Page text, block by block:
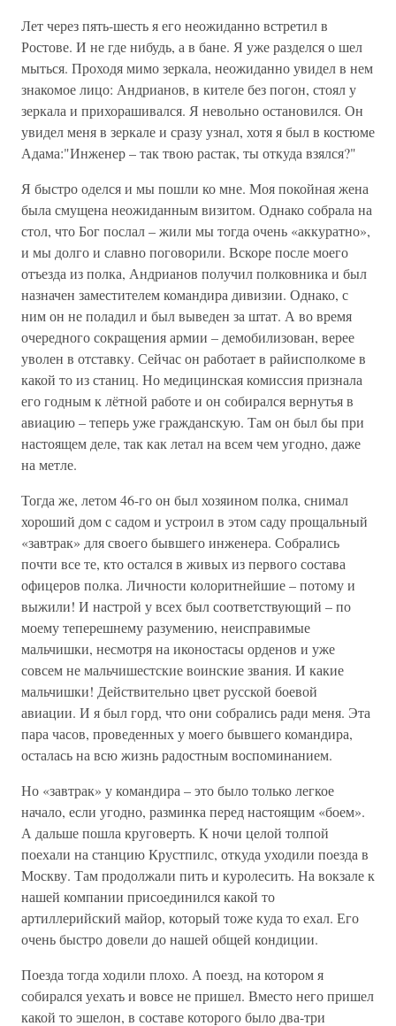
Лет через пять-шесть я его неожиданно встретил в
Ростове. И не где нибудь, а в бане. Я уже разделся о шел
мыться. Проходя мимо зеркала, неожиданно увидел в нем
знакомое лицо: Андрианов, в кителе без погон, стоял у
зеркала и прихорашивался. Я невольно остановился. Он
увидел меня в зеркале и сразу узнал, хотя я был в костюме
Адама:"Инженер – так твою растак, ты откуда взялся?"
Я быстро оделся и мы пошли ко мне. Моя покойная жена
была смущена неожиданным визитом. Однако собрала на
стол, что Бог послал – жили мы тогда очень «аккуратно»,
и мы долго и славно поговорили. Вскоре после моего
отъезда из полка, Андрианов получил полковника и был
назначен заместителем командира дивизии. Однако, с
ним он не поладил и был выведен за штат. А во время
очередного сокращения армии – демобилизован, верее
уволен в отставку. Сейчас он работает в райисполкоме в
какой то из станиц. Но медицинская комиссия признала
его годным к лётной работе и он собирался вернутья в
авиацию – теперь уже гражданскую. Там он был бы при
настоящем деле, так как летал на всем чем угодно, даже
на метле.
Тогда же, летом 46-го он был хозяином полка, снимал
хороший дом с садом и устроил в этом саду прощальный
«завтрак» для своего бывшего инженера. Собрались
почти все те, кто остался в живых из первого состава
офицеров полка. Личности колоритнейшие – потому и
выжили! И настрой у всех был соответствующий – по
моему теперешнему разумению, неисправимые
мальчишки, несмотря на иконостасы орденов и уже
совсем не мальчишестские воинские звания. И какие
мальчишки! Действительно цвет русской боевой
авиации. И я был горд, что они собрались ради меня. Эта
пара часов, проведенных у моего бывшего командира,
осталась на всю жизнь радостным воспоминанием.
Но «завтрак» у командира – это было только легкое
начало, если угодно, разминка перед настоящим «боем».
А дальше пошла круговерть. К ночи целой толпой
поехали на станцию Крустпилс, откуда уходили поезда в
Москву. Там продолжали пить и куролесить. На вокзале к
нашей компании присоединился какой то
артиллерийский майор, который тоже куда то ехал. Его
очень быстро довели до нашей общей кондиции.
Поезда тогда ходили плохо. А поезд, на котором я
собирался уехать и вовсе не пришел. Вместо него пришел
какой то эшелон, в составе которого было два-три